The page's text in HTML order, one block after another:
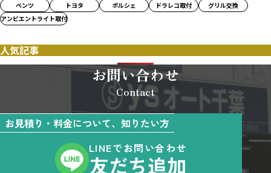
ベンツ トヨタ ポルシェ ドラレコ取付
グリル交換
アンビエントライト取付
人気記事
お問い合わせ
Contact
お見積り・料金について、知りたい方
LINEでお問い合わせ
友だち追加